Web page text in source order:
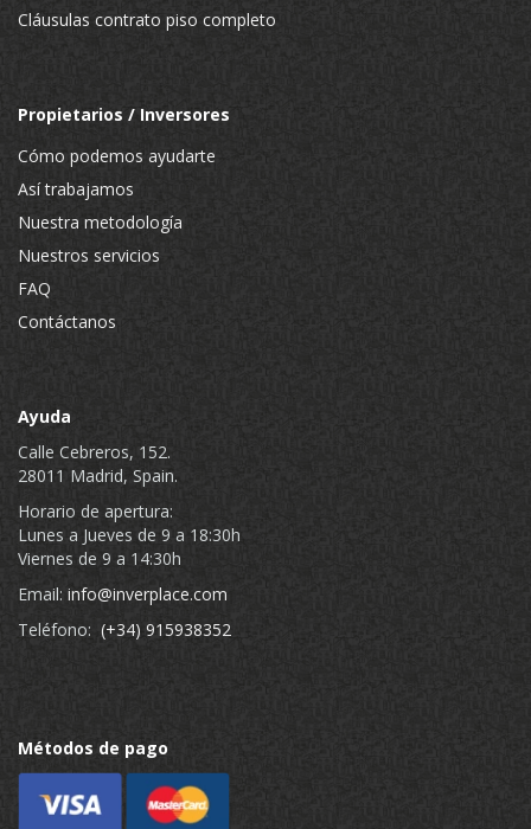
Cláusulas contrato piso completo
Propietarios / Inversores
Cómo podemos ayudarte
Así trabajamos
Nuestra metodología
Nuestros servicios
FAQ
Contáctanos
Ayuda
Calle Cebreros, 152.
28011 Madrid, Spain.
Horario de apertura:
Lunes a Jueves de 9 a 18:30h
Viernes de 9 a 14:30h
Email: info@inverplace.com
Teléfono: (+34) 915938352
Métodos de pago